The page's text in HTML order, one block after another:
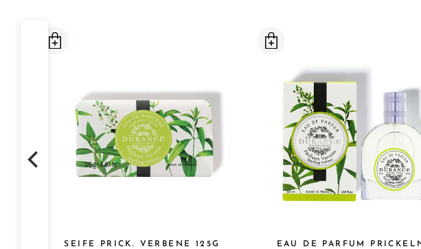
SEIFE PRICK. VERBENE 125G
EAU DE PARFUM